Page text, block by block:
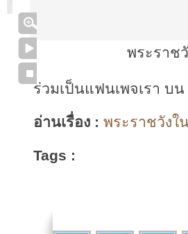
พระราช
ร่วมเป็นแฟนเพจเรา บ
อ่านเรื่อง : พระราชวัง
Tags :